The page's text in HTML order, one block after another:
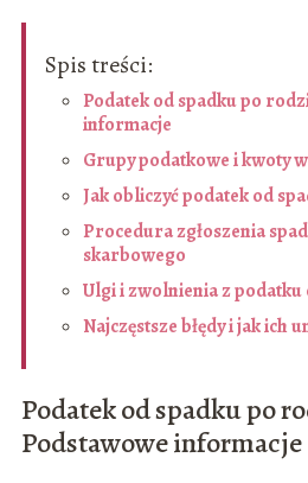
Spis treści:
Podatek od spadku po
informacje
Grupy podatkowe i kwoty
Jak obliczyć podatek od
Procedura zgłoszenia
skarbowego
Ulgi i zwolnienia z podatku
Najczęstsze błędy i jak ich
Podatek od spadku po
Podstawowe informacje